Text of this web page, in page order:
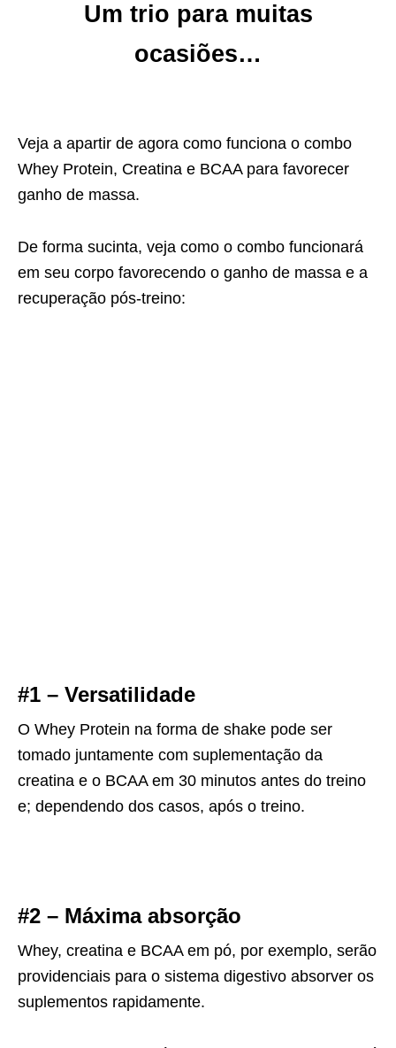
Um trio para muitas
ocasiões…
Veja a apartir de agora como funciona o combo
Whey Protein, Creatina e BCAA para favorecer
ganho de massa.
De forma sucinta, veja como o combo funcionará
em seu corpo favorecendo o ganho de massa e a
recuperação pós-treino:
#1 – Versatilidade
O Whey Protein na forma de shake pode ser
tomado juntamente com suplementação da
creatina e o BCAA em 30 minutos antes do treino
e; dependendo dos casos, após o treino.
#2 – Máxima absorção
Whey, creatina e BCAA em pó, por exemplo, serão
providenciais para o sistema digestivo absorver os
suplementos rapidamente.